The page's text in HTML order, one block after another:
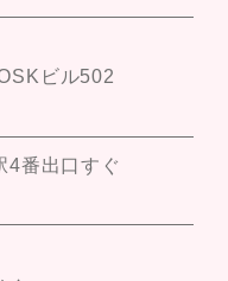
ビル502
番出口すぐ